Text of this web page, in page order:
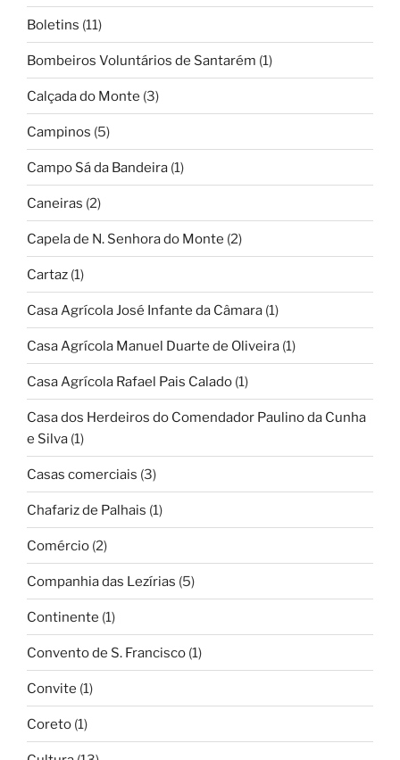
Boletins (11)
Bombeiros Voluntários de Santarém (1)
Calçada do Monte (3)
Campinos (5)
Campo Sá da Bandeira (1)
Caneiras (2)
Capela de N. Senhora do Monte (2)
Cartaz (1)
Casa Agrícola José Infante da Câmara (1)
Casa Agrícola Manuel Duarte de Oliveira (1)
Casa Agrícola Rafael Pais Calado (1)
Casa dos Herdeiros do Comendador Paulino da Cunha
e Silva (1)
Casas comerciais (3)
Chafariz de Palhais (1)
Comércio (2)
Companhia das Lezírias (5)
Continente (1)
Convento de S. Francisco (1)
Convite (1)
Coreto (1)